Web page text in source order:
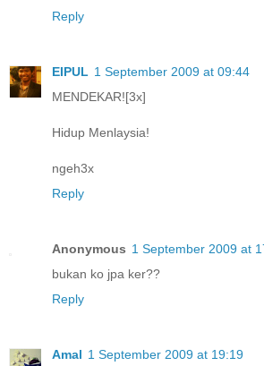
Reply
EIPUL 1 September 2009 at 09:44
MENDEKAR![3x]
Hidup Menlaysia!
ngeh3x
Reply
Anonymous 1 September 2009 at
bukan ko jpa ker??
Reply
Amal 1 September 2009 at 19:19